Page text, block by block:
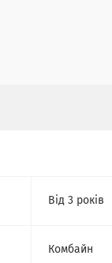
Від 3 років
Комбайн